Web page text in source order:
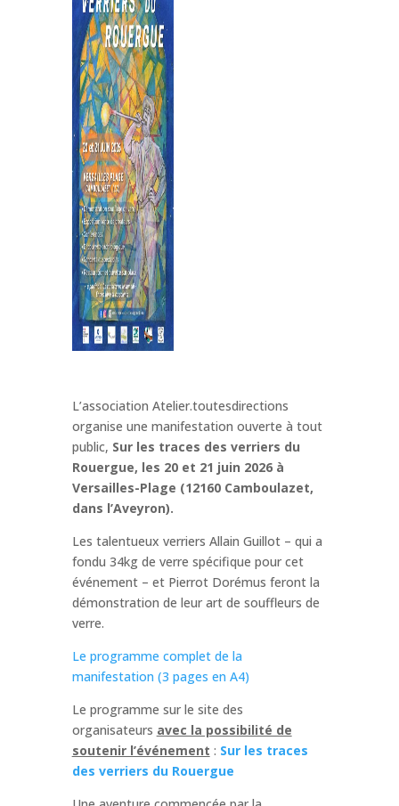
L’association Atelier.toutesdirections
organise une manifestation ouverte à tout
public, Sur les traces des verriers du
Rouergue, les 20 et 21 juin 2026 à
Versailles-Plage (12160 Camboulazet,
dans l’Aveyron).
Les talentueux verriers Allain Guillot – qui a
fondu 34kg de verre spécifique pour cet
événement – et Pierrot Dorémus feront la
démonstration de leur art de souffleurs de
verre.
Le programme complet de la
manifestation (3 pages en A4)
Le programme sur le site des
organisateurs avec la possibilité de
soutenir l’événement : Sur les traces
des verriers du Rouergue